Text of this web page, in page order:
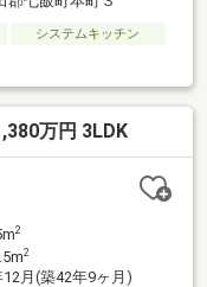
システムキッチン
万円 3LDK
2
2
12月(築42年9ヶ月)